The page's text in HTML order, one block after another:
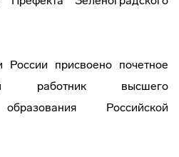
России присвоено почетное
работник высшего
Российской